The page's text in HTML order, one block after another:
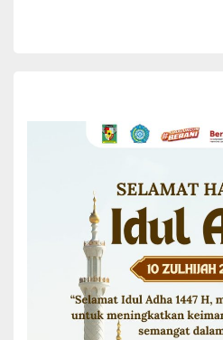
ini dilakukan sebagai bentuk
Meliala selama melaksanakan tugas
Tampak juga hadir dalam acara
Simalungun, Sekda Simalungun
lingkungan Polres Simalungun,
masyarakat. Hadir juga mantan
Saragih dan undangan lainnya.
Dengan adanya pergantian
diharapkan sinergi antara Polri dan